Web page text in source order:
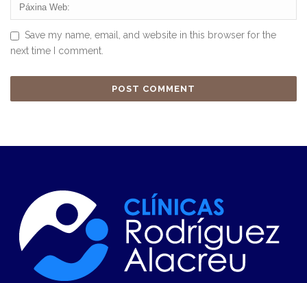
Save my name, email, and website in this browser for the
next time I comment.